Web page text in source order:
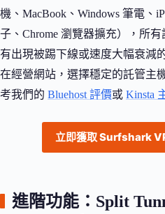
機、MacBook、Windows 筆電、
子、Chrome 瀏覽器擴充），所
有出現被踢下線或速度大幅衰減
在經營網站，選擇穩定的託管主
考我們的 Bluehost 評價或 Kinsta
立即獲取 Surfshark
進階功能：Split